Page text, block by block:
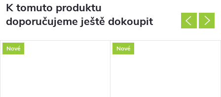
K tomuto produktu
doporučujeme ještě dokoupit
Nové Nové